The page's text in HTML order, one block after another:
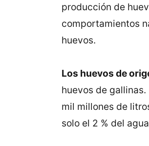
producción de
comportamientos
huevos.
Los huevos de
huevos de
mil millones de
solo el 2 % del